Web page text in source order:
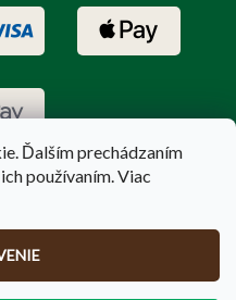
Ďalším prechádzaním
používaním. Viac